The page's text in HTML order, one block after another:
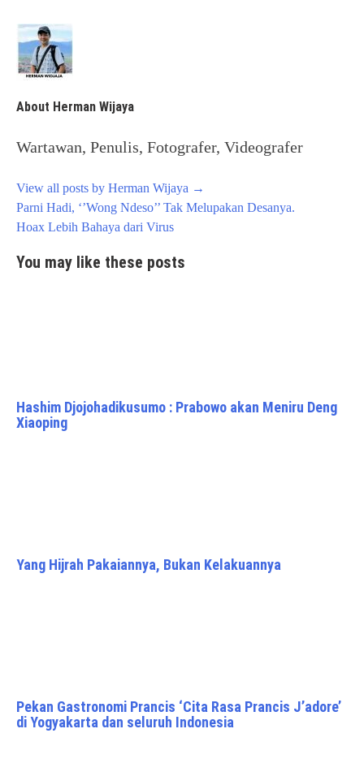
About Herman Wijaya
Wartawan, Penulis, Fotografer, Videografer
View all posts by Herman Wijaya →
Post
navigation
Parni Hadi, ‘’Wong Ndeso’’ Tak Melupakan Desanya.
Hoax Lebih Bahaya dari Virus
You may like these posts
Hashim Djojohadikusumo : Prabowo akan Meniru Deng
Xiaoping
Yang Hijrah Pakaiannya, Bukan Kelakuannya
Pekan Gastronomi Prancis ‘Cita Rasa Prancis J’adore’
di Yogyakarta dan seluruh Indonesia